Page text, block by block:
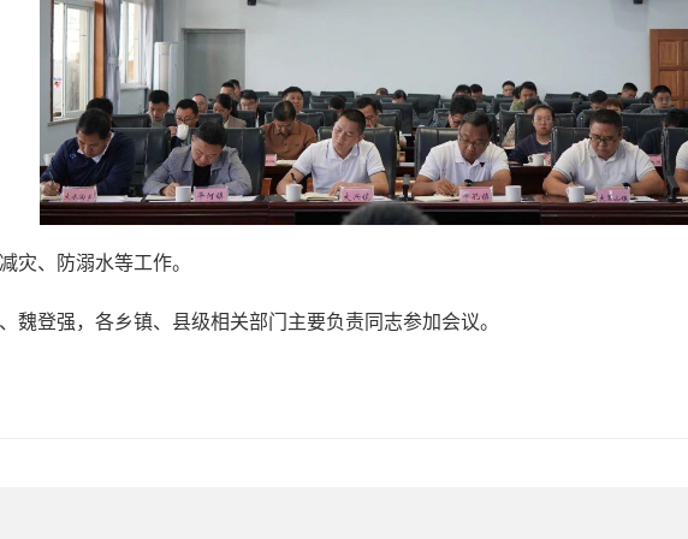
灾、防溺水等工作。
魏登强，各乡镇、县级相关部门主要负责同志参加会议。